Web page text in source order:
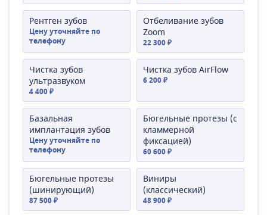
Рентген зубов
Цену уточняйте по
телефону
Отбеливание зубов
Zoom
22 300 ₽
Чистка зубов
ультразвуком
4 400 ₽
Чистка зубов AirFlow
6 200 ₽
Базальная
имплантация зубов
Цену уточняйте по
телефону
Бюгельные протезы (с
кламмерной
фиксацией)
60 600 ₽
Бюгельные протезы
(шинирующий)
87 500 ₽
Виниры
(классический)
48 900 ₽